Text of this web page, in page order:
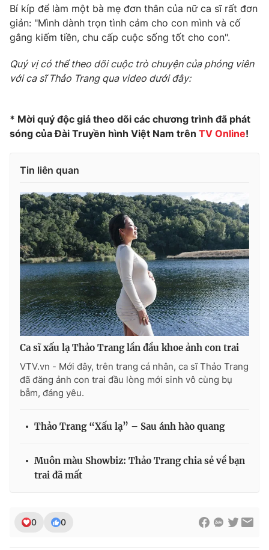
Bí kíp để làm một bà mẹ đơn thân của nữ ca sĩ rất đơn
giản: "Mình dành trọn tình cảm cho con mình và cố
gắng kiếm tiền, chu cấp cuộc sống tốt cho con".
Quý vị có thể theo dõi cuộc trò chuyện của phóng viên
với ca sĩ Thảo Trang qua video dưới đây:
* Mời quý độc giả theo dõi các chương trình đã phát
sóng của Đài Truyền hình Việt Nam trên TV Online!
Tin liên quan
Ca sĩ xấu lạ Thảo Trang lần đầu khoe ảnh con trai
VTV.vn - Mới đây, trên trang cá nhân, ca sĩ Thảo Trang
đã đăng ảnh con trai đầu lòng mới sinh vô cùng bụ
bẫm, đáng yêu.
Thảo Trang “Xấu lạ” – Sau ánh hào quang
Muôn màu Showbiz: Thảo Trang chia sẻ về bạn
trai đã mất
0 0